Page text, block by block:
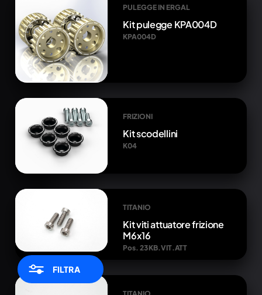
FILTRA
PULEGGE IN ERGAL
Kit pulegge KPA004D
KPA004D
FRIZIONI
Kit scodellini
K04
TITANIO
Kit viti attuatore frizione
M6x16
Pos. 23 KB.VIT.ATT